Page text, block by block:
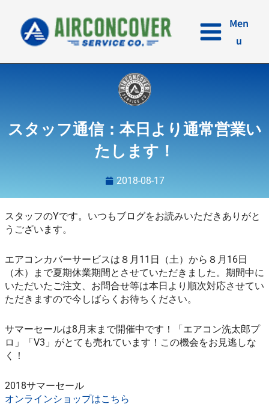
キ
Men
u
スタッフ通信：本日より通常営業い
たします！
2018-08-17
スタッフのYです。いつもブログをお読みいただきありがと
うございます。
エアコンカバーサービスは８月11日（土）から８月16日
（木）まで夏期休業期間とさせていただきました。期間中に
いただいたご注文、お問合せ等は本日より順次対応させてい
ただきますので今しばらくお待ちください。
サマーセールは8月末まで開催中です！「エアコン洗太郎プ
ロ」「V3」がとても売れています！この機会をお見逃しな
く！
2018サマーセール
オンラインショップはこちら